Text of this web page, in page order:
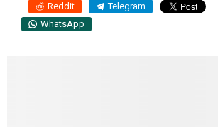
Reddit Telegram
WhatsApp